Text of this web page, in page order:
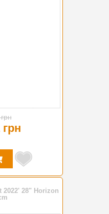
грн
2022' 28" Horizon